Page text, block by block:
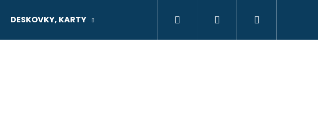
DESKOVKY, KARTY MONTESSORIPřihlášení